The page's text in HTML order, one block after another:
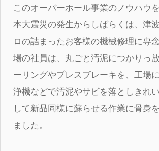
このオーバーホール事業のノウハウ
本大震災の発生からしばらくは、津
ロの詰まったお客様の機械修理に専
場の社員は、丸ごと汚泥につかりっ
ーリングやプレスブレーキを、工場
浄機などで汚泥やサビを落としきれ
して新品同様に蘇らせる作業に骨身
ました。